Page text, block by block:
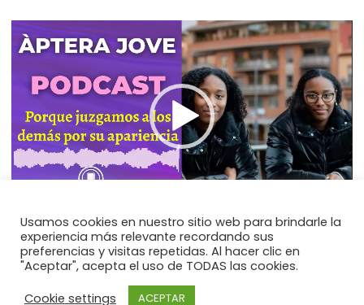
Reproductor
de
Usamos cookies en nuestro sitio web para brindarle la
experiencia más relevante recordando sus
preferencias y visitas repetidas. Al hacer clic en
"Aceptar", acepta el uso de TODAS las cookies.
Cookie settings
ACEPTAR